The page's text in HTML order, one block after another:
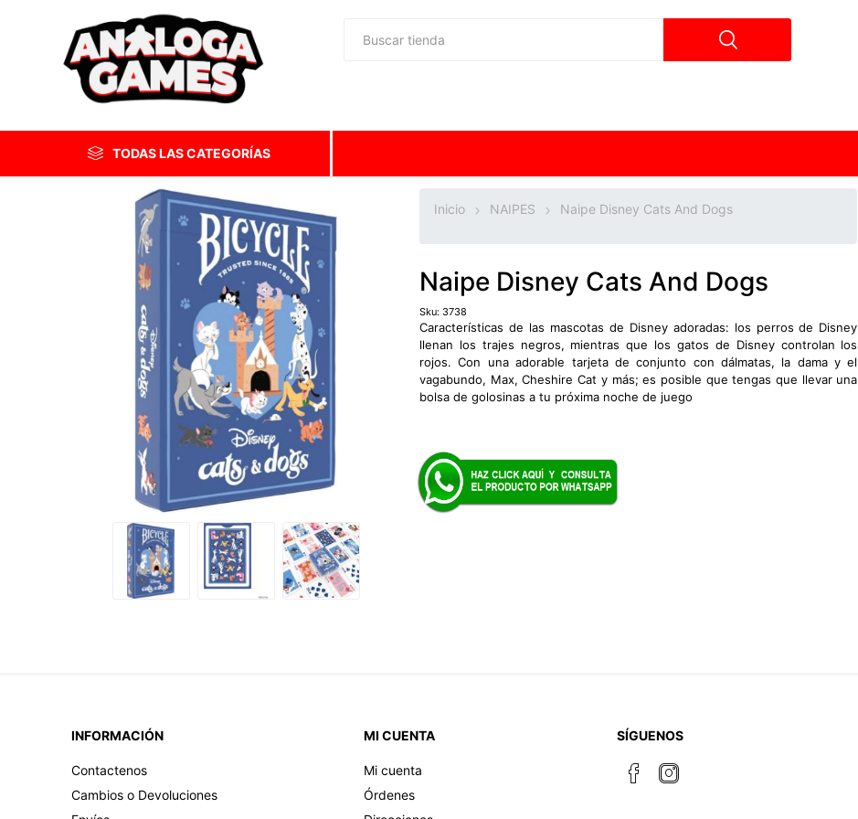
TODAS LAS CATEGORÍAS
Inicio NAIPES Naipe Disney Cats And Dogs
Naipe Disney Cats And Dogs
Sku: 3738
Características de las mascotas de Disney adoradas: los perros de Disney
llenan los trajes negros, mientras que los gatos de Disney controlan los
rojos. Con una adorable tarjeta de conjunto con dálmatas, la dama y el
vagabundo, Max, Cheshire Cat y más; es posible que tengas que llevar una
bolsa de golosinas a tu próxima noche de juego
INFORMACIÓN
Contactenos
Cambios o Devoluciones
MI CUENTA
Mi cuenta
Órdenes
SÍGUENOS